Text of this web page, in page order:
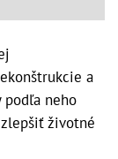
a
podľa neho
životné